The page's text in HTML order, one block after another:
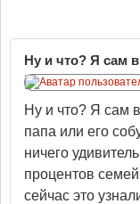
Ну и что? Я сам
Ну и что? Я сам
папа или его
ничего
процентов
сейчас это